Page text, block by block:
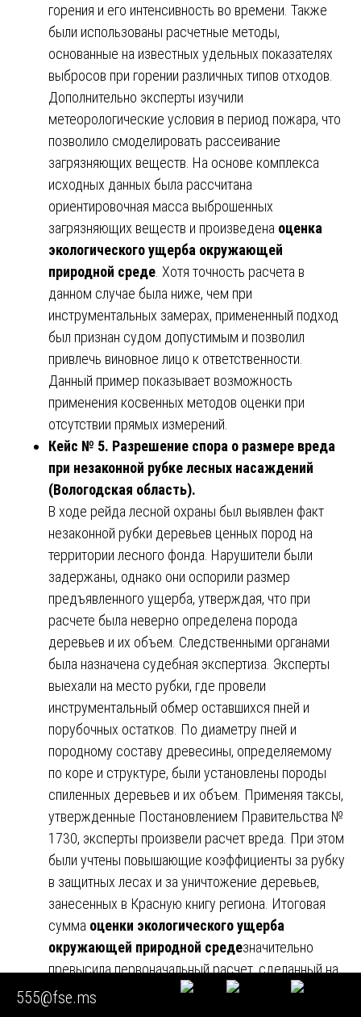
горения и его интенсивность во времени. Также
были использованы расчетные методы,
основанные на известных удельных показателях
выбросов при горении различных типов отходов.
Дополнительно эксперты изучили
метеорологические условия в период пожара, что
позволило смоделировать рассеивание
загрязняющих веществ. На основе комплекса
исходных данных была рассчитана
ориентировочная масса выброшенных
загрязняющих веществ и произведена оценка
экологического ущерба окружающей
природной среде . Хотя точность расчета в
данном случае была ниже, чем при
инструментальных замерах, примененный подход
был признан судом допустимым и позволил
привлечь виновное лицо к ответственности.
Данный пример показывает возможность
применения косвенных методов оценки при
отсутствии прямых измерений.
Кейс № 5. Разрешение спора о размере вреда
при незаконной рубке лесных насаждений
(Вологодская область).
В ходе рейда лесной охраны был выявлен факт
незаконной рубки деревьев ценных пород на
территории лесного фонда. Нарушители были
задержаны, однако они оспорили размер
предъявленного ущерба, утверждая, что при
расчете была неверно определена порода
деревьев и их объем. Следственными органами
была назначена судебная экспертиза. Эксперты
выехали на место рубки, где провели
инструментальный обмер оставшихся пней и
порубочных остатков. По диаметру пней и
породному составу древесины, определяемому
по коре и структуре, были установлены породы
спиленных деревьев и их объем. Применяя таксы,
утвержденные Постановлением Правительства №
1730, эксперты произвели расчет вреда. При этом
были учтены повышающие коэффициенты за рубку
в защитных лесах и за уничтожение деревьев,
занесенных в Красную книгу региона. Итоговая
сумма оценки экологического ущерба
окружающей природной средезначительно
превысила первоначальный расчет, сделанный на
месте задержания, поскольку были выявлены
555@fse.ms